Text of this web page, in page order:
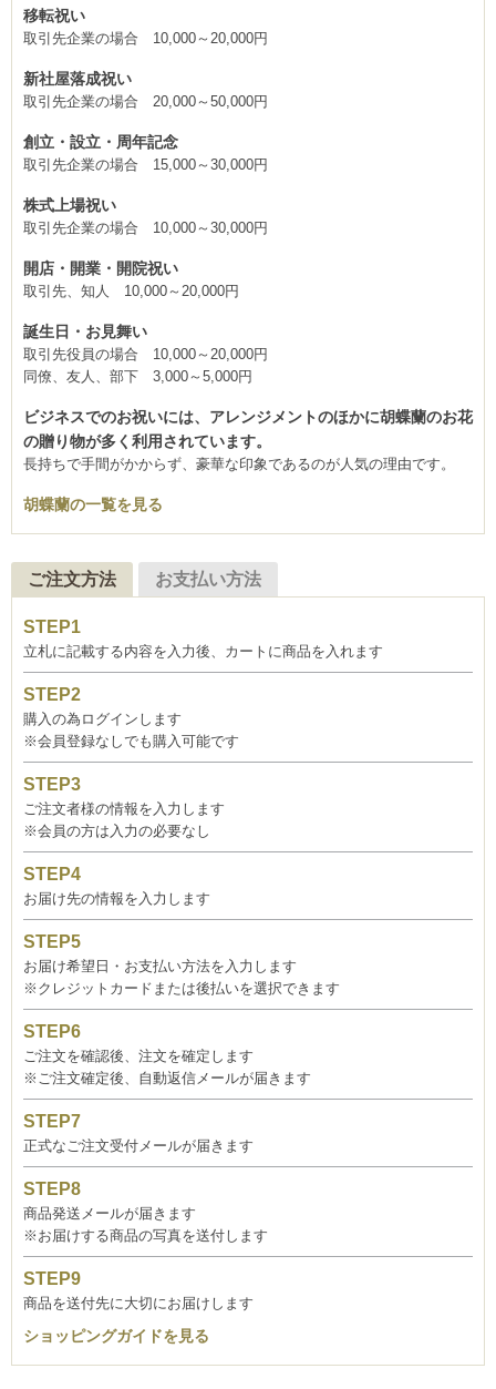
移転祝い
取引先企業の場合 10,000～20,000円
新社屋落成祝い
取引先企業の場合 20,000～50,000円
創立・設立・周年記念
取引先企業の場合 15,000～30,000円
株式上場祝い
取引先企業の場合 10,000～30,000円
開店・開業・開院祝い
取引先、知人 10,000～20,000円
誕生日・お見舞い
取引先役員の場合 10,000～20,000円
同僚、友人、部下 3,000～5,000円
ビジネスでのお祝いには、アレンジメントのほかに胡蝶蘭のお花
の贈り物が多く利用されています。
長持ちで手間がかからず、豪華な印象であるのが人気の理由です。
胡蝶蘭の一覧を見る
ご注文方法 お支払い方法
立札に記載する内容を入力後、カートに商品を入れます
購入の為ログインします
※会員登録なしでも購入可能です
ご注文者様の情報を入力します
※会員の方は入力の必要なし
お届け先の情報を入力します
お届け希望日・お支払い方法を入力します
※クレジットカードまたは後払いを選択できます
ご注文を確認後、注文を確定します
※ご注文確定後、自動返信メールが届きます
正式なご注文受付メールが届きます
商品発送メールが届きます
※お届けする商品の写真を送付します
商品を送付先に大切にお届けします
ショッピングガイドを見る